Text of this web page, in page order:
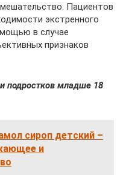
Пациентов
экстренного
в случае
признаков
подростков младше 18
сироп детский –
и